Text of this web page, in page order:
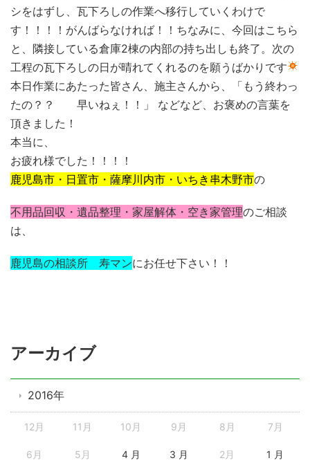
シをはずし、 瓦下ろしの作業へ移行していくわけで
す！！！！ がんばらなければ！！ ちなみに、今回はこちら
と、隣接している倉庫2棟の内部の持ち出しも終了。 次の
工程の瓦下ろしの日が晴れてくれるのを願うばかりです
本日作業にあたった皆さん、 施主さんから、
「もう終わっ
たの？？ 早いねぇ！！」 などなど、お褒めの言葉を
頂きました！
本当に
お疲れ様でした！！！！
鹿児島市・日置市・薩摩川内市・いちき串木野市の
不用品回収・遺品整理・家屋解体・空き家管理のご相談
は、
鹿児島の相談所 寿マンにお任せ下さい！！
アーカイブ
2016年
12月 11月 10月 9月 8月 7月
6月 5月 4 月 3 月 2月 1 月